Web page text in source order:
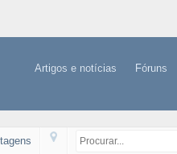
Artigos e notícias Fóruns